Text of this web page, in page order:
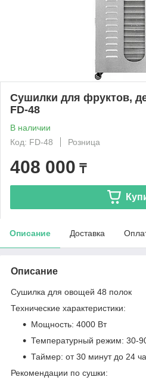
Сушилки для фруктов,
FD-48
В наличии
Код: FD-48
Розница
408 000 ₸
Описание Доставка
Описание
Сушилка для овощей 48 полок
Технические характеристики:
Мощность: 4000 Вт
Температурный режим: 30-
Таймер: от 30 минут до 24
Рекомендации по сушки: